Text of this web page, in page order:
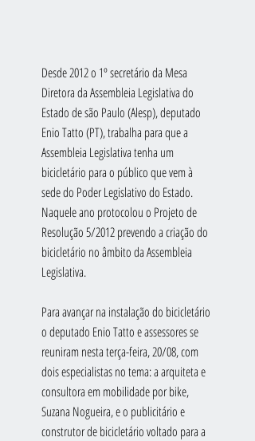
Desde 2012 o 1º secretário da Mesa
Diretora da Assembleia Legislativa do
Estado de são Paulo (Alesp), deputado
Enio Tatto (PT), trabalha para que a
Assembleia Legislativa tenha um
bicicletário para o público que vem à
sede do Poder Legislativo do Estado.
Naquele ano protocolou o Projeto de
Resolução 5/2012 prevendo a criação do
bicicletário no âmbito da Assembleia
Legislativa.
Para avançar na instalação do bicicletário
o deputado Enio Tatto e assessores se
reuniram nesta terça-feira, 20/08, com
dois especialistas no tema: a arquiteta e
consultora em mobilidade por bike,
Suzana Nogueira, e o publicitário e
construtor de bicicletário voltado para a